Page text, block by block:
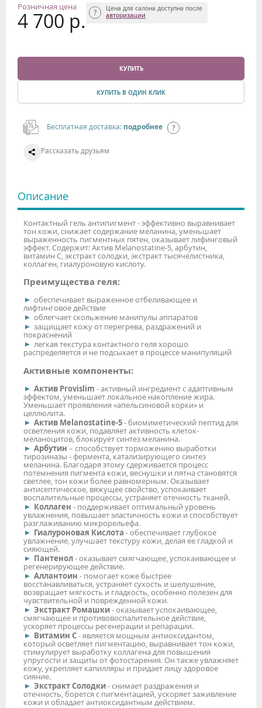
Розничная цена
4 700 р.
Цена для салона доступна после
авторизации
КУПИТЬ
КУПИТЬ В ОДИН КЛИК
Бесплатная доставка: подробнее
Рассказать друзьям
Описание
Контактный гель антипигмент - эффективно выравнивает
тон кожи, снижает содержание меланина, уменьшает
выраженность пигментных пятен, оказывает лифинговый
эффект. Содержит: Актив Melanostatine-5, арбутин,
витамин С, экстракт солодки, экстракт тысячелистника,
коллаген, гиалуроновую кислоту.
Преимущества геля:
обеспечивает выраженное отбеливающее и
лифтинговое действие
облегчает скольжение манипулы аппаратов
защищает кожу от перегрева, раздражений и
покраснений
легкая текстура контактного геля хорошо
распределяется и не подсыхает в процессе манипуляций
Активные компоненты:
Актив Provislim - активный ингредиент с адаптивным
эффектом, уменьшает локальное накопление жира.
Уменьшает проявления «апельсиновой корки» и
целлюлита.
Актив Melanostatine-5- биомиметический пептид для
осветления кожи, подавляет активность клеток-
меланоцитов, блокирует синтез меланина.
Арбутин – способствует торможению выработки
тирозиназы - фермента, катализирующего синтез
меланина. Благодаря этому сдерживается процесс
потемнения пигмента кожи, веснушки и пятна становятся
светлее, тон кожи более равномерным. Оказывает
антисептическое, вяжущее свойство, успокаивает
воспалительные процессы, устраняет отечность тканей.
Коллаген - поддерживает оптимальный уровень
увлажнения, повышает эластичность кожи и способствует
разглаживанию микрорельефа.
Гиалуроновая Кислота - обеспечивает глубокое
увлажнение, улучшает текстуру кожи, делая ее гладкой и
сияющей.
Пантенол- оказывает смягчающее, успокаивающее и
регенерирующее действие.
Аллантоин - помогает коже быстрее
восстанавливаться, устраняет сухость и шелушение,
возвращает мягкость и гладкость, особенно полезен для
чувствительной и поврежденной кожи.
Экстракт Ромашки- оказывает успокаивающее,
смягчающее и противовоспалительное действие,
ускоряет процессы регенерации и репарации.
Витамин С- является мощным антиоксидантом,
который осветляет пигментацию, выравнивает тон кожи,
стимулирует выработку коллагена для повышения
упругости и защиты от фотостарения. Он также увлажняет
кожу, укрепляет капилляры и придает лицу здоровое
сияние.
Экстракт Солодки- снимает раздражения и
отечность, борется с пигментацией, ускоряет заживление
кожи и обладает антиоксидантным действием.